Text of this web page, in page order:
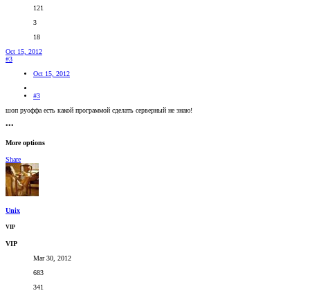
121
3
18
Oct 15, 2012
#3
Oct 15, 2012
#3
шоп руоффа есть какой программой сделать серверный не знаю!
•••
More options
Share
Unix
VIP
VIP
Mar 30, 2012
683
341